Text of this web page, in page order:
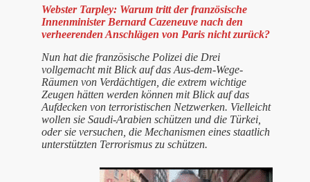
Webster Tarpley: Warum tritt der französische
Innenminister Bernard Cazeneuve nach den
verheerenden Anschlägen von Paris nicht zurück?
Nun hat die französische Polizei die Drei
vollgemacht mit Blick auf das Aus-dem-Wege-
Räumen von Verdächtigen, die extrem wichtige
Zeugen hätten werden können mit Blick auf das
Aufdecken von terroristischen Netzwerken. Vielleicht
wollen sie Saudi-Arabien schützen und die Türkei,
oder sie versuchen, die Mechanismen eines staatlich
unterstützten Terrorismus zu schützen.